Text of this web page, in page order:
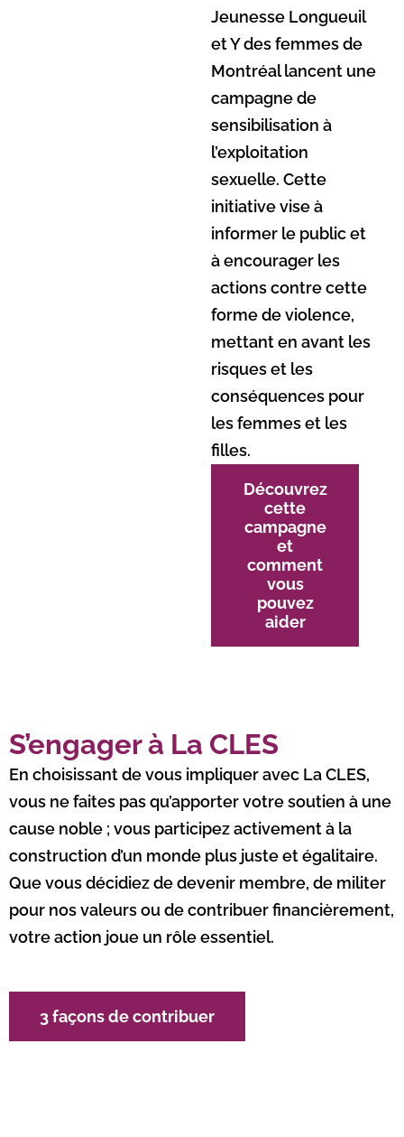
Jeunesse Longueuil
et Y des femmes de
Montréal lancent une
campagne de
sensibilisation à
l’exploitation
sexuelle. Cette
initiative vise à
informer le public et
à encourager les
actions contre cette
forme de violence,
mettant en avant les
risques et les
conséquences pour
les femmes et les
filles.
Découvrez
cette
campagne
et
comment
vous
pouvez
aider
S’engager à La CLES
En choisissant de vous impliquer avec La CLES,
vous ne faites pas qu’apporter votre soutien à une
cause noble ; vous participez activement à la
construction d’un monde plus juste et égalitaire.
Que vous décidiez de devenir membre, de militer
pour nos valeurs ou de contribuer financièrement,
votre action joue un rôle essentiel.
3 façons de contribuer